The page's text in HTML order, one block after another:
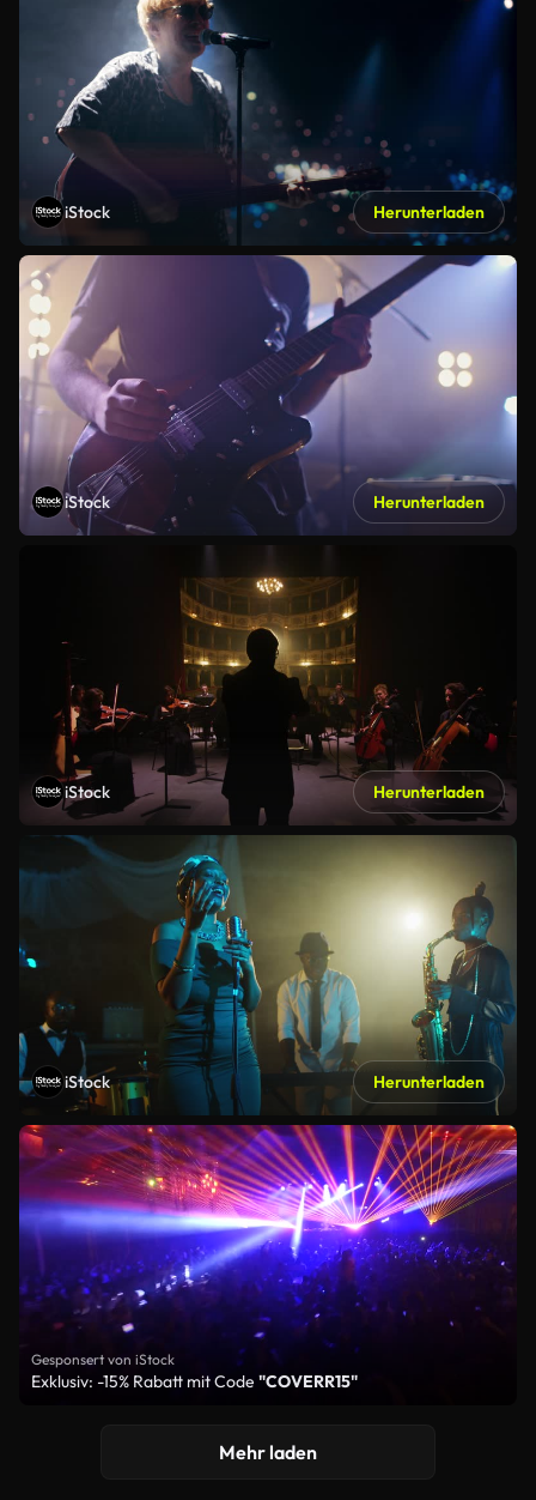
iStock Herunterladen
iStock Herunterladen
iStock Herunterladen
iStock Herunterladen
Gesponsert von iStock
Exklusiv: -15% Rabatt mit Code "COVERR15"
Mehr laden